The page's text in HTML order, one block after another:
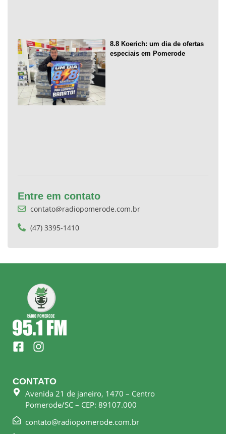
8.8 Koerich: um dia de ofertas
especiais em Pomerode
Entre em contato
contato@radiopomerode.com.br
(47) 3395-1410
F
a
e
b
o
k
I
n
t
a
g
r
a
CONTATO
Avenida 21 de janeiro, 1470 – Centro
Pomerode/SC – CEP: 89107.000
contato@radiopomerode.com.br